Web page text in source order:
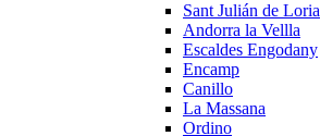
Sant Julián de Loria
Andorra la Vellla
Escaldes Engodany
Encamp
Canillo
La Massana
Ordino